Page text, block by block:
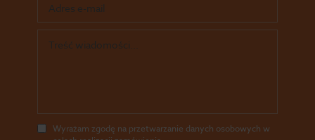
Wyrażam zgodę na przetwarzanie danych osobowych w